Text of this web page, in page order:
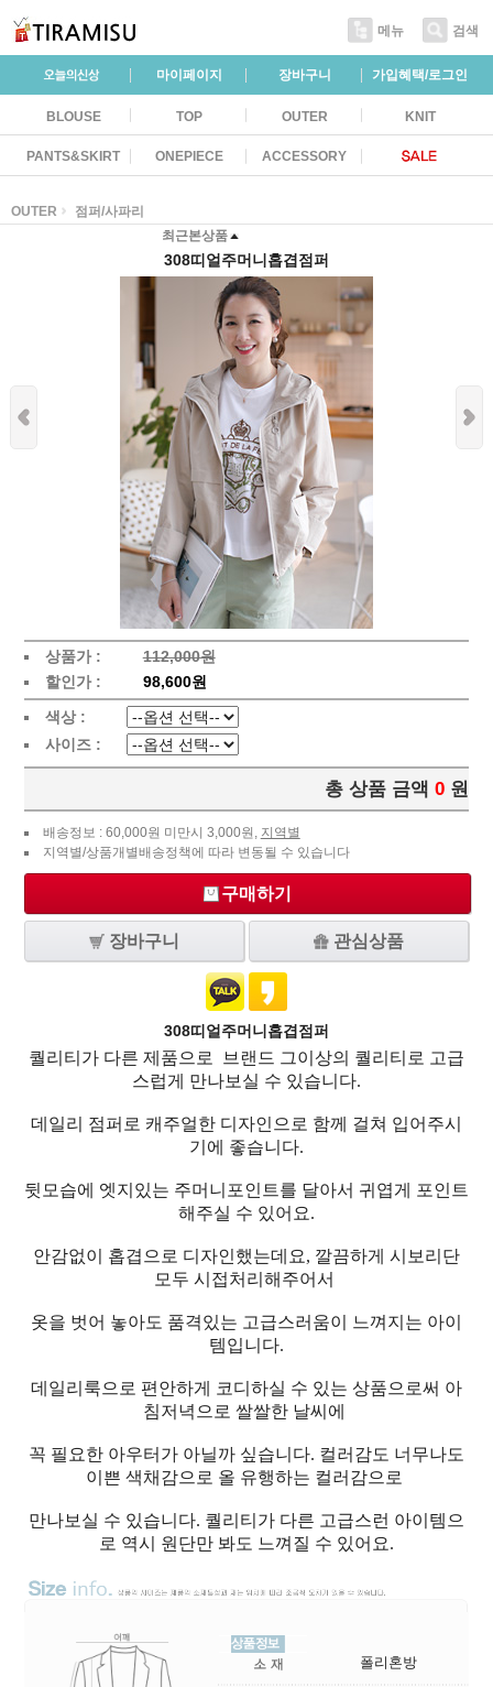
메뉴 검색
마이페이지 장바구니 가입혜택/로그인
BLOUSE TOP OUTER KNIT
PANTS&SKIRT ONEPIECE ACCESSORY
OUTER
점퍼/사파리
최근본상품
308띠얼주머니홉겹점퍼
상품가 :
112,000원
할인가 :
98,600원
색상 :
사이즈 :
총 상품 금액 0 원
배송정보 : 60,000원 미만시 3,000원, 지역별
지역별/상품개별배송정책에 따라 변동될 수 있습니다
구매하기
장바구니 관심상품
308띠얼주머니홉겹점퍼
퀄리티가 다른 제품으로 브랜드 그이상의 퀄리티로 고급
스럽게 만나보실 수 있습니다.
데일리 점퍼로 캐주얼한 디자인으로 함께 걸쳐 입어주시
기에 좋습니다.
뒷모습에 엣지있는 주머니포인트를 달아서 귀엽게 포인트
해주실 수 있어요.
안감없이 홉겹으로 디자인했는데요, 깔끔하게 시보리단
모두 시접처리해주어서
옷을 벗어 놓아도 품격있는 고급스러움이 느껴지는 아이
템입니다.
데일리룩으로 편안하게 코디하실 수 있는 상품으로써 아
침저녁으로 쌀쌀한 날씨에
꼭 필요한 아우터가 아닐까 싶습니다. 컬러감도 너무나도
이쁜 색채감으로 올 유행하는 컬러감으로
만나보실 수 있습니다. 퀄리티가 다른 고급스런 아이템으
로 역시 원단만 봐도 느껴질 수 있어요.
폴리혼방